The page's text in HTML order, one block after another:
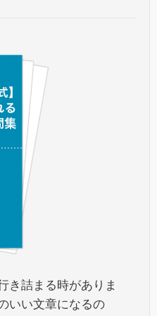
き詰まる時がありま
いい文章になるの